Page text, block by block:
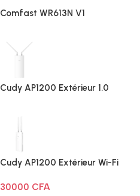
Comfast WR613N V1
Cudy AP1200 Extérieur 1.0
Cudy AP1200 Extérieur Wi-Fi
30000 CFA